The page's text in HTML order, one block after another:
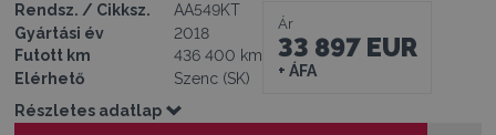
Rendsz. / Cikksz.
AA549KT
Gyártási év
2018
Futott km
436 400 km
Elérhető
Szenc (SK)
Részletes adatlap
Ár
33 897 EUR
+ ÁFA